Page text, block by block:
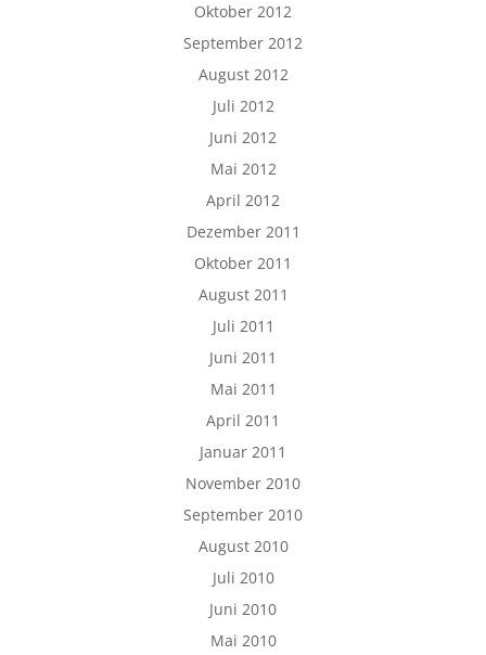
Oktober 2012
September 2012
August 2012
Juli 2012
Juni 2012
Mai 2012
April 2012
Dezember 2011
Oktober 2011
August 2011
Juli 2011
Juni 2011
Mai 2011
April 2011
Januar 2011
November 2010
September 2010
August 2010
Juli 2010
Juni 2010
Mai 2010